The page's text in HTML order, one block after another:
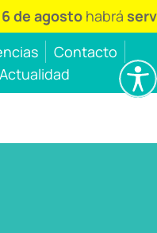
habráservicio
Contacto
Actualidad